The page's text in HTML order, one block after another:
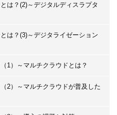
は？(2)～デジタルディスラプタ
は？(3)～デジタライゼーション
1）～マルチクラウドとは？
2）～マルチクラウドが普及した